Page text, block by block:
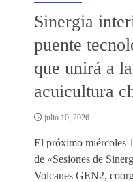
Sinergia
puente
que unirá a
acuicultura
julio 10, 2026
El próximo miércoles
de «Sesiones de
Volcanes GEN2,